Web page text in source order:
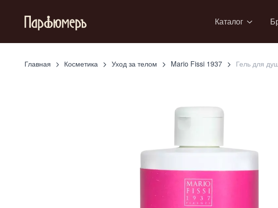
Каталог
Главная Косметика Уход за телом Mario Fissi 1937 Гель для